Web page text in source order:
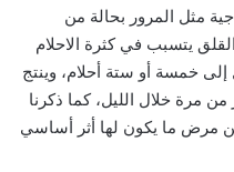
مثل المرور بحالة من
يتسبب في كثرة الاحلام
خمسة أو ستة أحلام، وينتج
من مرة خلال الليل، كما ذكرنا
من مرض ما يكون لها أثر أساسي